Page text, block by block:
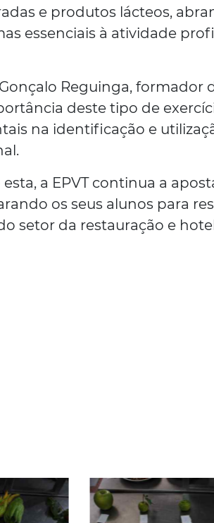
e produtos lácteos,
essenciais à atividade
Reguinga, formador
deste tipo de
na identificação e
a EPVT continua a
os seus alunos para
setor da restauração e